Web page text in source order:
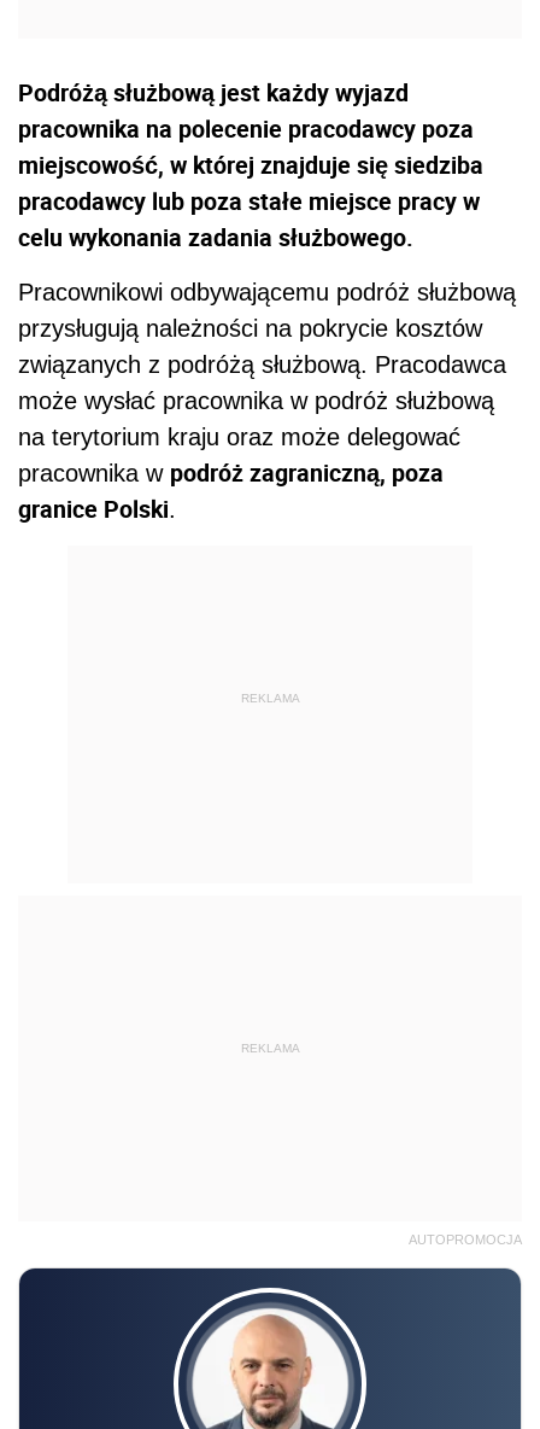
Podróżą służbową jest każdy wyjazd
pracownika na polecenie pracodawcy poza
miejscowość, w której znajduje się siedziba
pracodawcy lub poza stałe miejsce pracy w
celu wykonania zadania służbowego.
Pracownikowi odbywającemu podróż służbową
przysługują należności na pokrycie kosztów
związanych z podróżą służbową. Pracodawca
może wysłać pracownika w podróż służbową
na terytorium kraju oraz może delegować
pracownika w podróż zagraniczną, poza
granice Polski.
REKLAMA
REKLAMA
AUTOPROMOCJA